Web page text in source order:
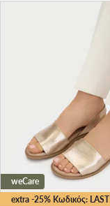
extra -25% Κωδικός: LAST
weCare